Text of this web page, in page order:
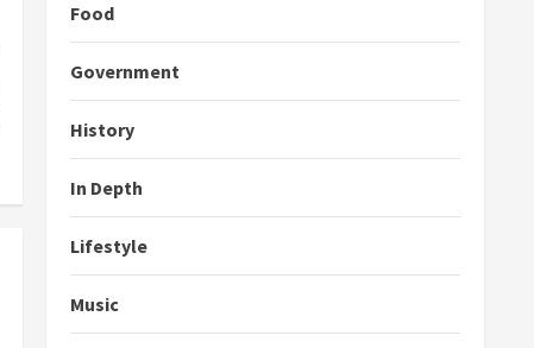
Food
Government
History
In Depth
Lifestyle
Music